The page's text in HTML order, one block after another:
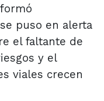
puso en alerta
el faltante de
y el
viales crecen